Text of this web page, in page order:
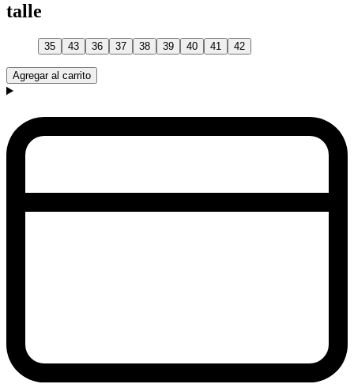
talle
35 43 36 37 38 39 40 41 42
Agregar al carrito